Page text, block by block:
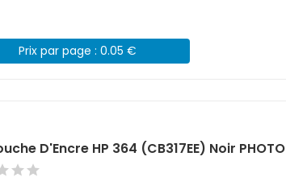
Prix par page : 0.05 €
D'Encre HP 364 (CB317EE) Noir PHOTO